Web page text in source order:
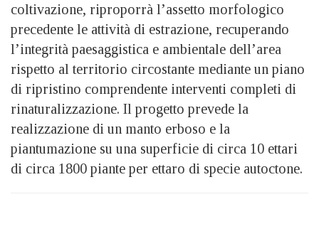
coltivazione, riproporrà l’assetto morfologico
precedente le attività di estrazione, recuperando
l’integrità paesaggistica e ambientale dell’area
rispetto al territorio circostante mediante un piano
di ripristino comprendente interventi completi di
rinaturalizzazione. Il progetto prevede la
realizzazione di un manto erboso e la
piantumazione su una superficie di circa 10 ettari
di circa 1800 piante per ettaro di specie autoctone.